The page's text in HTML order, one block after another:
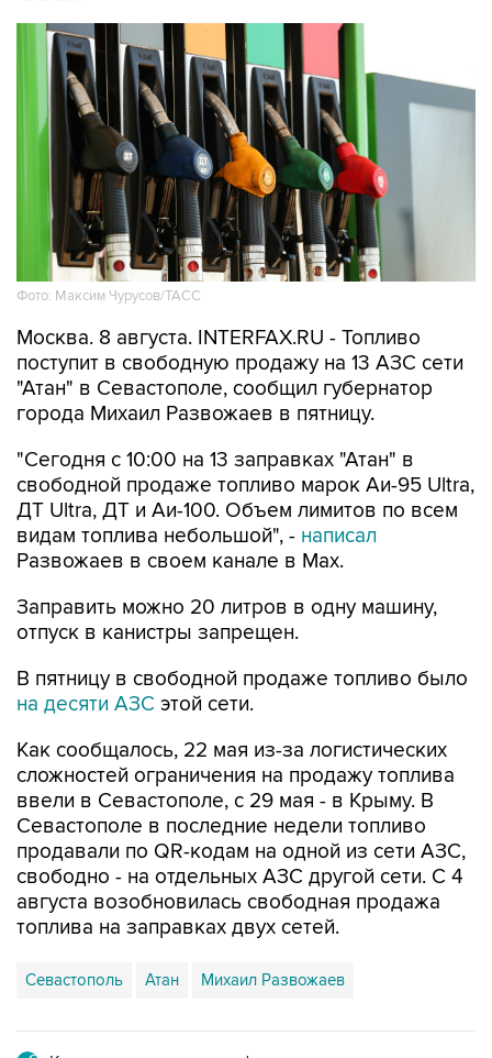
Фото: Максим Чурусов/ТАСС
Москва. 8 августа. INTERFAX.RU - Топливо
"Атан" в Севастополе, сообщил губернатор
города Михаил Развожаев в пятницу.
"Сегодня с 10:00 на 13 заправках "Атан" в
ДТ Ultra, ДТ и Аи-100. Объем лимитов по всем
видам топлива небольшой", - написал
Развожаев в своем канале в Max.
Заправить можно 20 литров в одну машину,
В пятницу в свободной продаже топливо было
Как сообщалось, 22 мая из-за логистических
ввели в Севастополе, с 29 мая - в Крыму. В
Севастополе в последние недели топливо
продавали по QR-кодам на одной из сети АЗС,
свободно - на отдельных АЗС другой сети. С 4
августа возобновилась свободная продажа
топлива на заправках двух сетей.
Севастополь Атан Михаил Развожаев